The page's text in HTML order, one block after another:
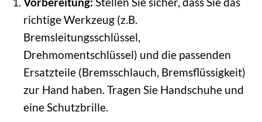
richtige Werkzeug (z.B.
Bremsleitungsschlüssel,
Drehmomentschlüssel) und die passenden
Ersatzteile (Bremsschlauch, Bremsflüssigkeit)
zur Hand haben. Tragen Sie Handschuhe und
eine Schutzbrille.